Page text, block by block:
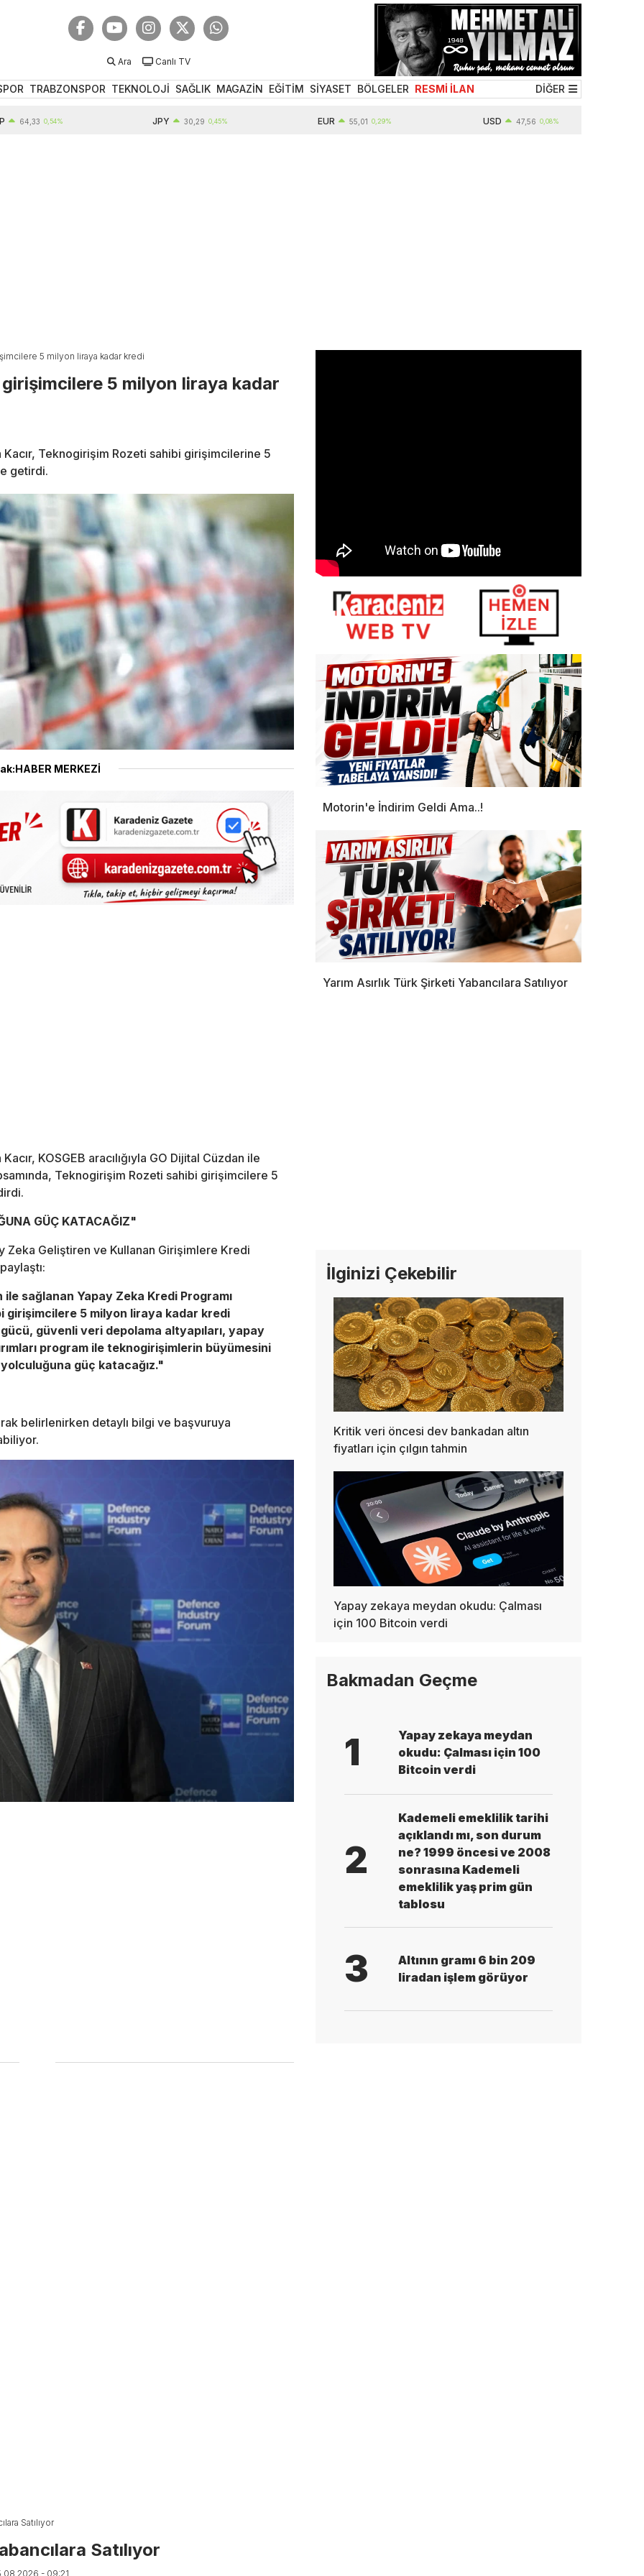
Ara Canlı TV
TRABZONSPOR TEKNOLOJİ SAĞLIK MAGAZİN EĞİTİM SİYASET BÖLGELER RESMİ İLAN DİĞER
0,54% 30,29 0,45% 55,01 0,29% 47,56 0,08%
5 milyon liraya kadar kredi
5 milyon liraya kadar
Teknogirişim Rozeti sahibi girişimcilerine 5
getirdi.
MERKEZİ
KOSGEB aracılığıyla GO Dijital Cüzdan ile
Teknogirişim Rozeti sahibi girişimcilere 5
GÜÇ KATACAĞIZ"
Zeka Geliştiren ve Kullanan Girişimlere Kredi
ile sağlanan Yapay Zeka Kredi Programı
girişimcilere 5 milyon liraya kadar kredi
güvenli veri depolama altyapıları, yapay
program ile teknogirişimlerin büyümesini
güç katacağız."
belirlenirken detaylı bilgi ve başvuruya
Satılıyor
Satılıyor
- 09:21
Motorin'e İndirim Geldi Ama..!
Yarım Asırlık Türk Şirketi Yabancılara Satılıyor
İlginizi Çekebilir
Kritik veri öncesi dev bankadan altın
fiyatları için çılgın tahmin
Yapay zekaya meydan okudu: Çalması
için 100 Bitcoin verdi
Bakmadan Geçme
1
Yapay zekaya meydan
okudu: Çalması için 100
Bitcoin verdi
2
Kademeli emeklilik tarihi
açıklandı mı, son durum
ne? 1999 öncesi ve 2008
sonrasına Kademeli
emeklilik yaş prim gün
tablosu
3
Altının gramı 6 bin 209
liradan işlem görüyor